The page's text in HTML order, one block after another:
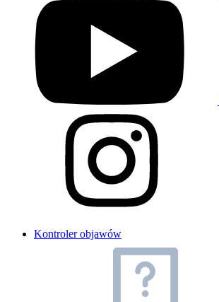
Kontroler objawów